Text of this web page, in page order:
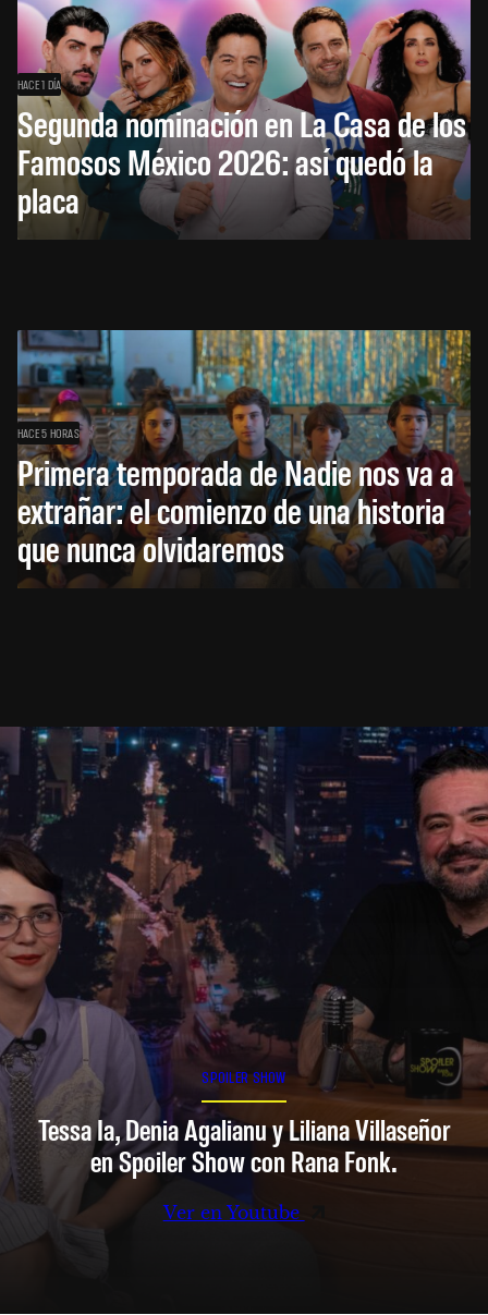
HACE 1 DÍA
Segunda nominación en La Casa de los
Famosos México 2026: así quedó la
placa
HACE 5 HORAS
Primera temporada de Nadie nos va a
extrañar: el comienzo de una historia
que nunca olvidaremos
SPOILER SHOW
Tessa Ia, Denia Agalianu y Liliana Villaseñor
en Spoiler Show con Rana Fonk.
Ver en Youtube